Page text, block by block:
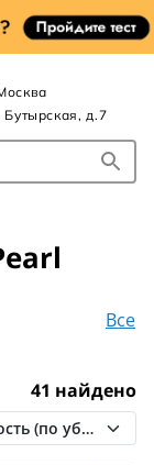
Бутырская, д.7
Все
MEINL
Premier
41 найдено